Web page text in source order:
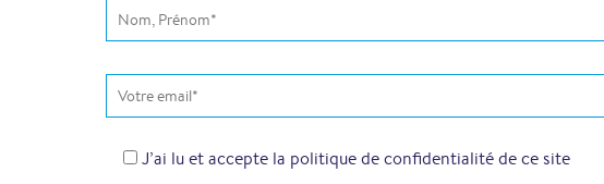
J’ai lu et accepte la politique de confidentialité de ce site